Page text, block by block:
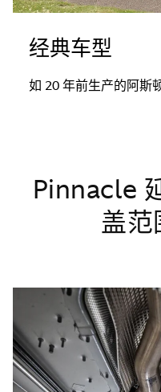
经典车型
如 20 年前生产的阿斯
Pinnacle
盖范